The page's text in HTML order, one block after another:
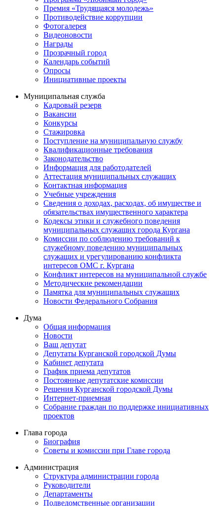
Премия «Трудящаяся молодежь»
Противодействие коррупции
Фотогалерея
Видеоновости
Награды
Прозрачный город
Календарь событий
Опросы
Инициативные проекты
Муниципальная служба
Кадровый резерв
Вакансии
Конкурсы
Стажировка
Поступление на муниципальную службу
Квалификационные требования
Законодательство
Информация для работодателей
Аттестация муниципальных служащих
Контактная информация
Учебные учреждения
Сведения о доходах, расходах, об имуществе и
обязательствах имущественного характера
Кодексы этики и служебного поведения
муниципальных служащих города Кургана
Комиссии по соблюдению требований к
служебному поведению муниципальных
служащих и урегулированию конфликта
интересов ОМС г. Кургана
Конфликт интересов на муниципальной службе
Методические рекомендации
Памятка для муниципальных служащих
Новости Федерального Cобрания
Дума
Общая информация
Новости
Ваш депутат
Депутаты Курганской городской Думы
Кабинет депутата
График приема депутатов
Постоянные депутатские комиссии
Решения Курганской городской Думы
Интернет-приемная
Собрание граждан по поддержке инициативных
проектов
Глава города
Биография
Советы и комиссии при Главе города
Администрация
Структура администрации города
Руководители
Департаменты
Подведомственные организации